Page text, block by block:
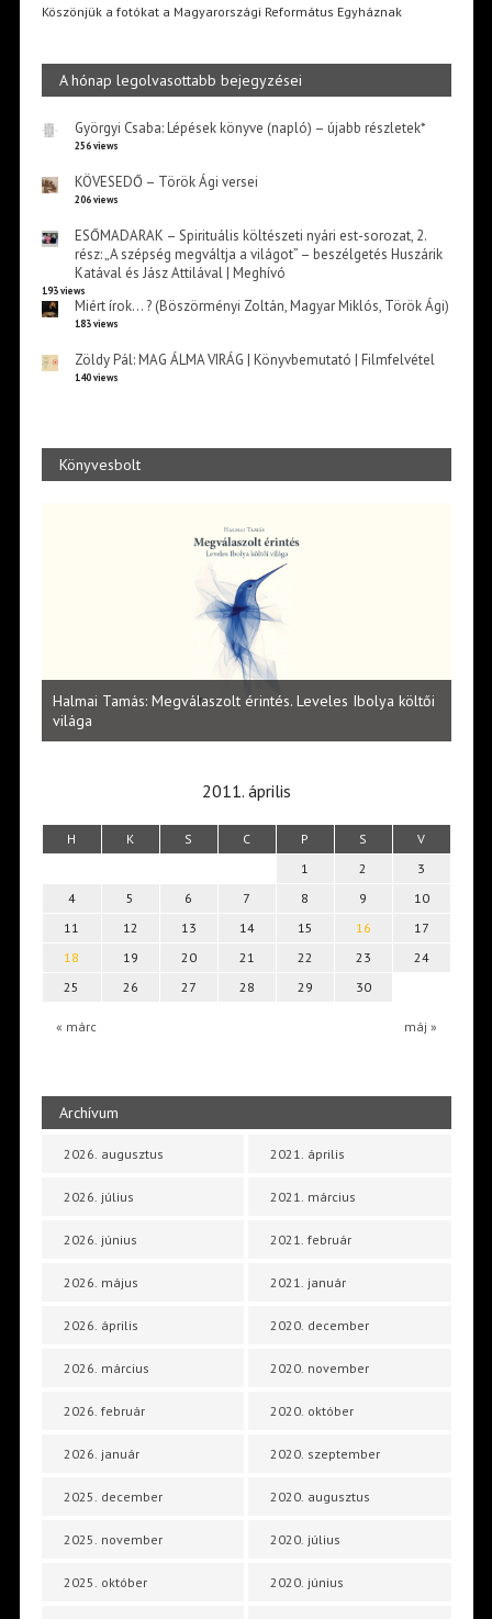
Köszönjük a fotókat a Magyarországi Református Egyháznak
A hónap legolvasottabb bejegyzései
Györgyi Csaba: Lépések könyve (napló) – újabb részletek*
256 views
KÖVESEDŐ – Török Ági versei
206 views
ESŐMADARAK – Spirituális költészeti nyári est-sorozat, 2.
rész: „A szépség megváltja a világot” – beszélgetés Huszárik
Katával és Jász Attilával | Meghívó
193 views
Miért írok… ? (Böszörményi Zoltán, Magyar Miklós, Török Ági)
183 views
Zöldy Pál: MAG ÁLMA VIRÁG | Könyvbemutató | Filmfelvétel
140 views
Könyvesbolt
Halmai Tamás: Megválaszolt érintés. Leveles Ibolya költői
világa
2011. április
H K S C P S V
« márc máj »
1 2
3
4
5 6 7 8 9
10
11
12 13 14 15 16
17
18
19 20 21 22 23
24
25
26 27 28 29 30
Archívum
2026. augusztus
2026. július
2026. június
2026. május
2026. április
2026. március
2026. február
2026. január
2025. december
2025. november
2025. október
2021. április
2021. március
2021. február
2021. január
2020. december
2020. november
2020. október
2020. szeptember
2020. augusztus
2020. július
2020. június